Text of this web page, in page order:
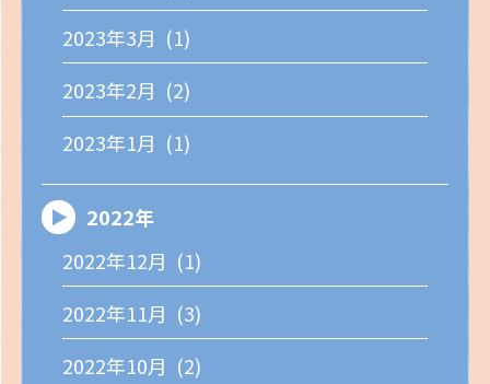
2023年3月 (1)
2023年2月 (2)
2023年1月 (1)
2022年
2022年12月 (1)
2022年11月 (3)
2022年10月 (2)